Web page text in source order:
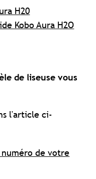
H20
Kobo Aura H2O
de liseuse vous
l'article ci-
de votre